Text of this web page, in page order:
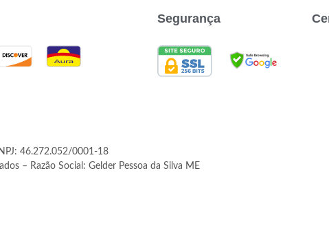
Segurança
46.272.052/0001-18
– Razão Social: Gelder Pessoa da Silva ME